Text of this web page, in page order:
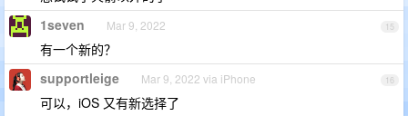
15
1seven Mar 9, 2022
有一个新的？
16
supportleige Mar 9, 2022 via iPhone
可以，iOS 又有新选择了